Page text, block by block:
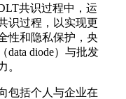
共识过程中，运
识过程，以实现更
性和隐私保护，央
diode）与批发
。
包括个人与企业在